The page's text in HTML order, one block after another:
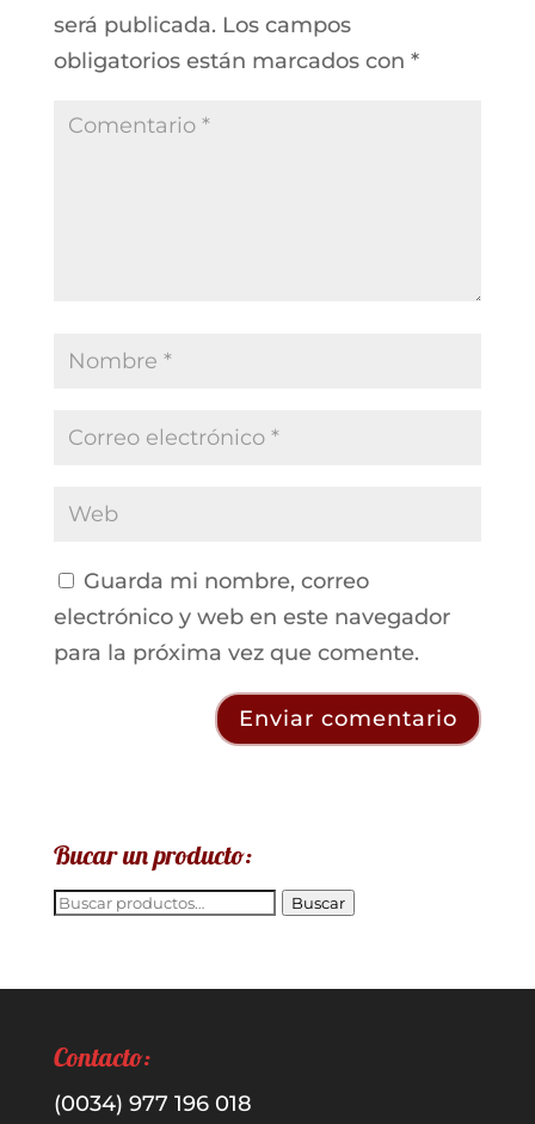
será publicada. Los campos
obligatorios están marcados con *
Guarda mi nombre, correo
electrónico y web en este navegador
para la próxima vez que comente.
Bucar un producto:
Buscar
Buscar
Contacto:
(0034) 977 196 018